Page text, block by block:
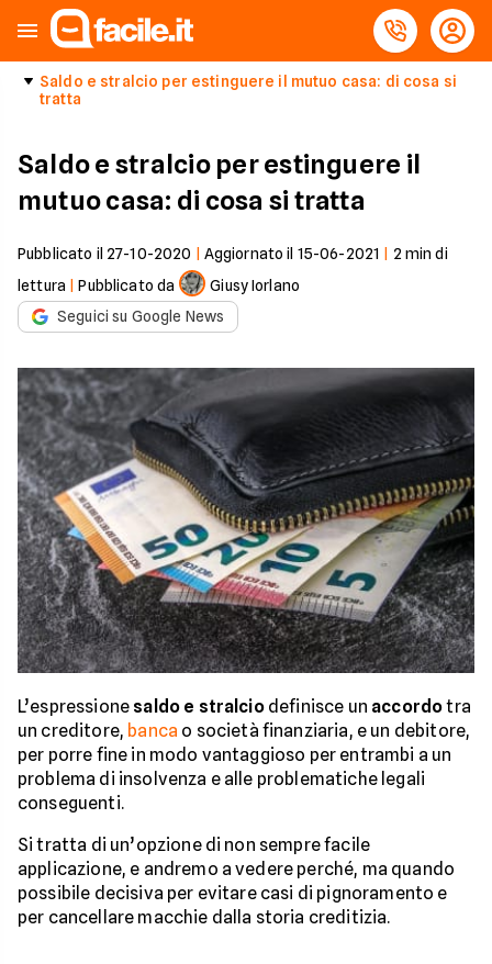
Saldo e stralcio per estinguere il mutuo casa: di cosa si
tratta
Saldo e stralcio per estinguere il
mutuo casa: di cosa si tratta
Pubblicato il 27-10-2020 Aggiornato il 15-06-2021 2 min di
lettura |Pubblicato da
Giusy Iorlano
Seguici su Google News
L’espressione saldo e stralciodefinisce un accordotra
un creditore, banca o società finanziaria, e un debitore,
per porre fine in modo vantaggioso per entrambi a un
problema di insolvenza e alle problematiche legali
conseguenti.
Si tratta di un’opzione di non sempre facile
applicazione, e andremo a vedere perché, ma quando
possibile decisiva per evitare casi di pignoramento e
per cancellare macchie dalla storia creditizia.